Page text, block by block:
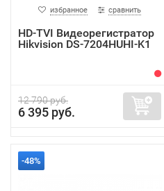
избранное сравнить
HD-TVI Видеорегистратор
Hikvision DS-7204HUHI-K1
12 790 руб.
6 395 руб.
-48%